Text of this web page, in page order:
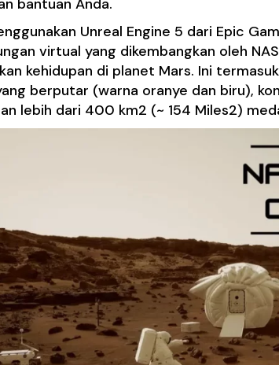
bantuan Anda.
Unreal Engine 5 dari Epic
virtual yang dikembangkan oleh
kehidupan di planet Mars. Ini
berputar (warna oranye dan biru),
lebih dari 400 km2 (~ 154 Miles2)